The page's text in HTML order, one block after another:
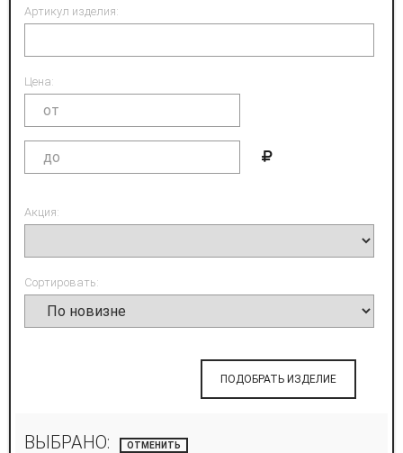
Артикул изделия:
Цена:
Акция:
Сортировать:
ПОДОБРАТЬ ИЗДЕЛИЕ
ВЫБРАНО: ОТМЕНИТЬ